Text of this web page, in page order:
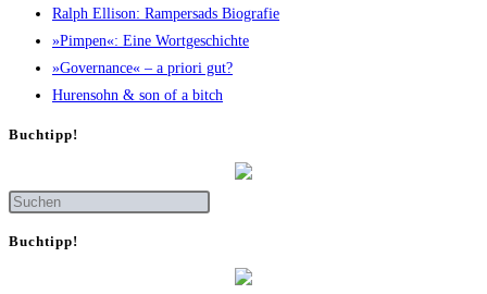
Ralph Elli­son: Ram­pers­ads Biografie
»Pim­pen«: Eine Wortgeschichte
»Gover­nan­ce« – a prio­ri gut?
Huren­sohn & son of a bitch
Buch­tipp!
Buch­tipp!